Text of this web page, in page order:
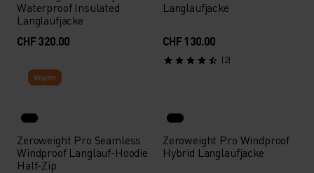
Waterproof Insulated
Langlaufjacke
CHF 320.00
Langlaufjacke
CHF 130.00
(2)
Warm
Zeroweight Pro Seamless
Windproof Langlauf-Hoodie
Half-Zip
Zeroweight Pro Windproof
Hybrid Langlaufjacke